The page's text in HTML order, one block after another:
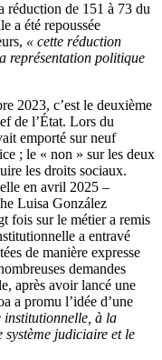
réduction de 151 à 73 du
a été repoussée
« cette réduction
représentation politique
2023, c’est le deuxième
de l’État. Lors du
emporté sur neuf
; le « non » sur les deux
les droits sociaux.
en avril 2025 –
Luisa González
fois sur le métier a remis
a entravé
de manière expresse
demandes
après avoir lancé une
a promu l’idée d’une
institutionnelle, à la
système judiciaire et le